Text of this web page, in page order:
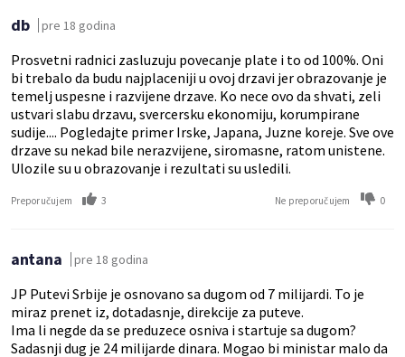
db pre 18 godina
Prosvetni radnici zasluzuju povecanje plate i to od 100%. Oni
bi trebalo da budu najplaceniji u ovoj drzavi jer obrazovanje je
temelj uspesne i razvijene drzave. Ko nece ovo da shvati, zeli
ustvari slabu drzavu, svercersku ekonomiju, korumpirane
sudije.... Pogledajte primer Irske, Japana, Juzne koreje. Sve ove
drzave su nekad bile nerazvijene, siromasne, ratom unistene.
Ulozile su u obrazovanje i rezultati su usledili.
Preporučujem 3 Ne preporučujem 0
antana pre 18 godina
JP Putevi Srbije je osnovano sa dugom od 7 milijardi. To je
miraz prenet iz, dotadasnje, direkcije za puteve.
Ima li negde da se preduzece osniva i startuje sa dugom?
Sadasnji dug je 24 milijarde dinara. Mogao bi ministar malo da